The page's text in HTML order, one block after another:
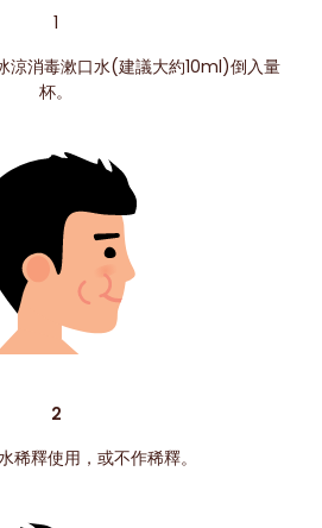
1
涼消毒漱口水(建議大約10ml)倒入量
杯。
2
稀釋使用，或不作稀釋。